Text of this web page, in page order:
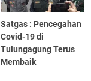
Satgas : Pencegahan
Covid-19 di
Tulungagung Terus
Membaik